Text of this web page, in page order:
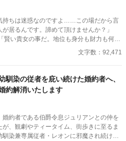
持ちは迷惑なのですよ……この場だから言
居るんです。諦めて頂けませんか？」
い貴女の事だ。地位も身分も財力も何も
嶺の花だと元々分かっていたのでしょ
いるだけ時間が無駄だと思いません
ちが迷惑。諦めろ。時間の無駄。彼は止ま
を開く度に、まるで弾丸のように心を抉
ので、設定などを少し変えて改稿してい
文字数：92,471
馴染の従者を庇い続けた婚約者へ、
約解消いたします
約者である伯爵令息ジュリアンとの仲を
、観劇やティータイム、街歩きに至るま
染兼専属従者・レオンに邪魔され続けて